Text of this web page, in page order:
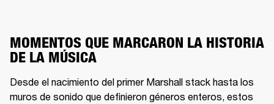
MOMENTOS QUE MARCARON LA HISTORIA
DE LA MÚSICA
Desde el nacimiento del primer Marshall stack hasta los
muros de sonido que definieron géneros enteros, estos